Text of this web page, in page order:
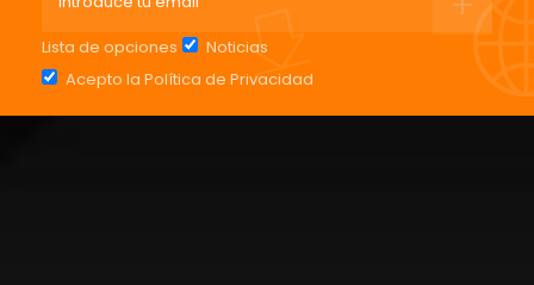
Lista de opciones
Noticias
Acepto la Política de Privacidad